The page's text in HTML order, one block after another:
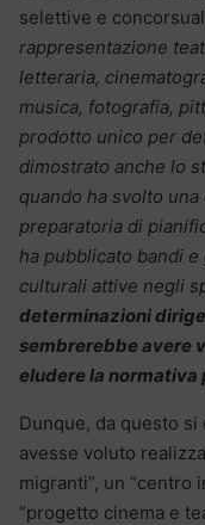
selettive e
rappresentazione
letteraria,
musica, fotografia,
prodotto unico per
dimostrato anche lo
quando ha svolto
preparatoria di
ha pubblicato bandi
culturali attive negli
determinazioni
sembrerebbe avere
eludere la
Dunque, da questo
avesse voluto
migranti”, un “centro
“progetto cinema e